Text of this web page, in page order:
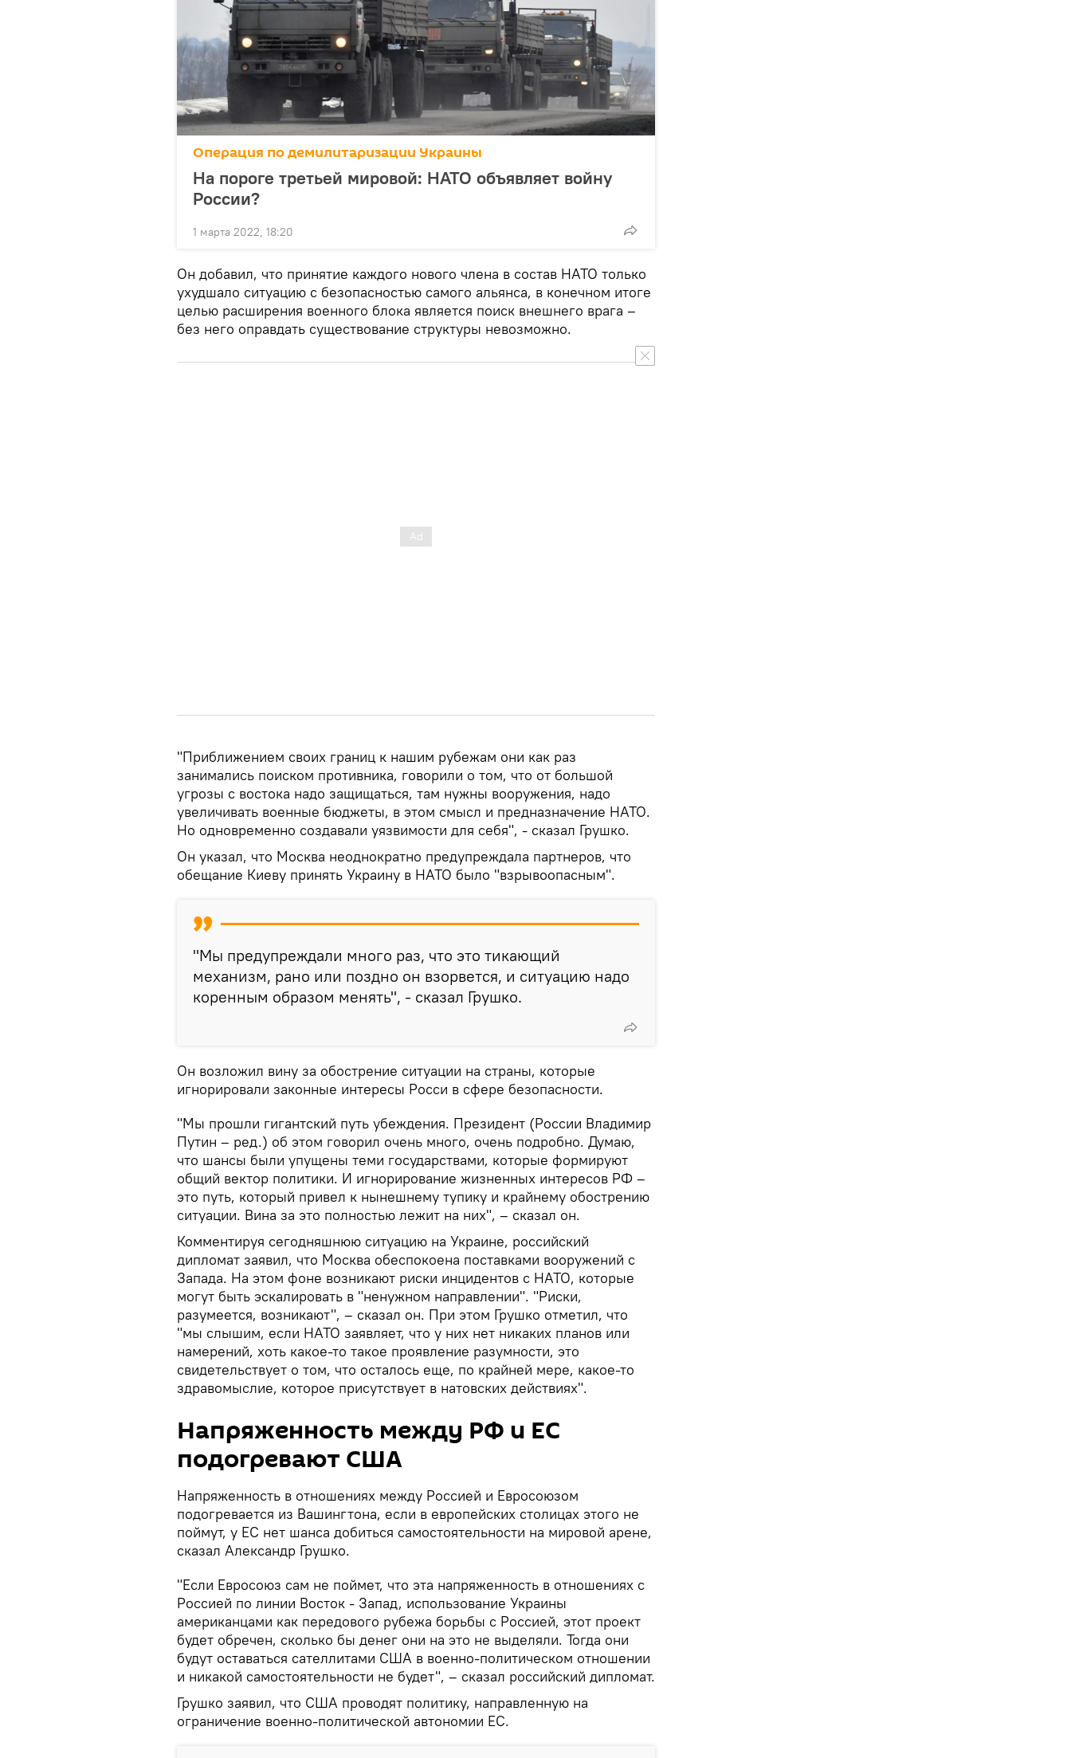
Операция по демилитаризации Украины
На пороге третьей мировой: НАТО объявляет войну
России?
1 марта 2022, 18:20
Он добавил, что принятие каждого нового члена в состав НАТО только
ухудшало ситуацию с безопасностью самого альянса, в конечном итоге
целью расширения военного блока является поиск внешнего врага –
без него оправдать существование структуры невозможно.
"Приближением своих границ к нашим рубежам они как раз
занимались поиском противника, говорили о том, что от большой
угрозы с востока надо защищаться, там нужны вооружения, надо
увеличивать военные бюджеты, в этом смысл и предназначение НАТО.
Но одновременно создавали уязвимости для себя", - сказал Грушко.
Он указал, что Москва неоднократно предупреждала партнеров, что
обещание Киеву принять Украину в НАТО было "взрывоопасным".
"Мы предупреждали много раз, что это тикающий
механизм, рано или поздно он взорвется, и ситуацию надо
коренным образом менять", - сказал Грушко.
Он возложил вину за обострение ситуации на страны, которые
игнорировали законные интересы Росси в сфере безопасности.
"Мы прошли гигантский путь убеждения. Президент (России Владимир
Путин – ред.) об этом говорил очень много, очень подробно. Думаю,
что шансы были упущены теми государствами, которые формируют
общий вектор политики. И игнорирование жизненных интересов РФ –
это путь, который привел к нынешнему тупику и крайнему обострению
ситуации. Вина за это полностью лежит на них", – сказал он.
Комментируя сегодняшнюю ситуацию на Украине, российский
дипломат заявил, что Москва обеспокоена поставками вооружений с
Запада. На этом фоне возникают риски инцидентов с НАТО, которые
могут быть эскалировать в "ненужном направлении". "Риски,
разумеется, возникают", – сказал он. При этом Грушко отметил, что
"мы слышим, если НАТО заявляет, что у них нет никаких планов или
намерений, хоть какое-то такое проявление разумности, это
свидетельствует о том, что осталось еще, по крайней мере, какое-то
здравомыслие, которое присутствует в натовских действиях".
Напряженность между РФ и ЕС
подогревают США
Напряженность в отношениях между Россией и Евросоюзом
подогревается из Вашингтона, если в европейских столицах этого не
поймут, у ЕС нет шанса добиться самостоятельности на мировой арене,
сказал Александр Грушко.
"Если Евросоюз сам не поймет, что эта напряженность в отношениях с
Россией по линии Восток - Запад, использование Украины
американцами как передового рубежа борьбы с Россией, этот проект
будет обречен, сколько бы денег они на это не выделяли. Тогда они
будут оставаться сателлитами США в военно-политическом отношении
и никакой самостоятельности не будет", – сказал российский дипломат.
Грушко заявил, что США проводят политику, направленную на
ограничение военно-политической автономии ЕС.